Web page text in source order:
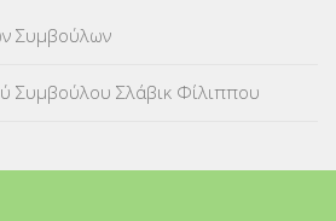
Συμβούλων
Συμβούλου Σλάβικ Φίλιππου